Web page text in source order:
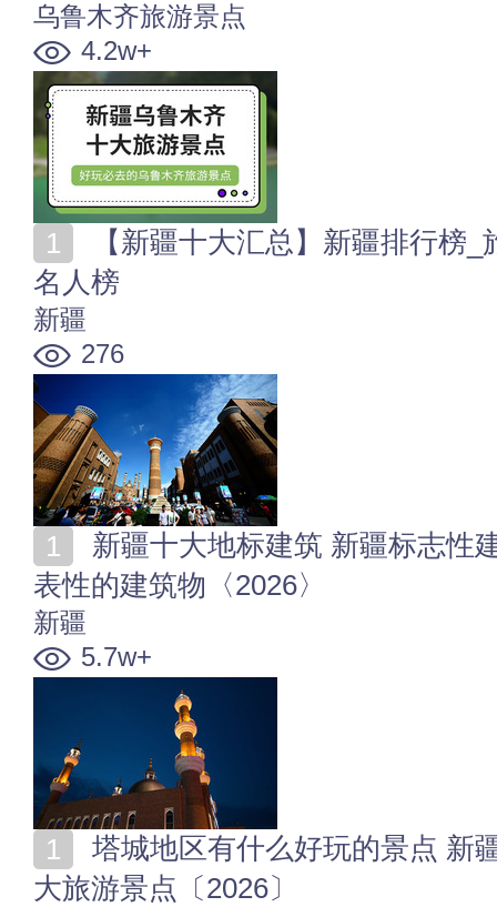
乌鲁木齐旅游景点
4.2w+
名人榜
新疆
276
表性的建筑物〈2026〉
新疆
5.7w+
大旅游景点〔2026〕